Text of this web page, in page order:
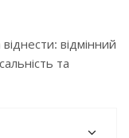
відмінний
та